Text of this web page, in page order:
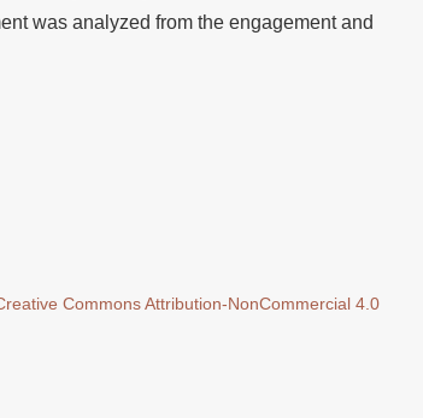
was analyzed from the engagement and
Commons Attribution-NonCommercial 4.0